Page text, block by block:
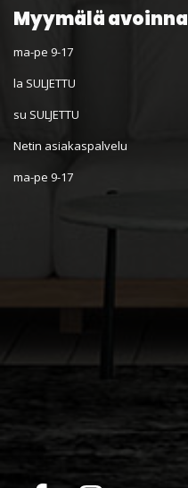
Myymälä avoinna
ma-pe 9-17
la SULJETTU
su SULJETTU
Netin asiakaspalvelu
ma-pe 9-17